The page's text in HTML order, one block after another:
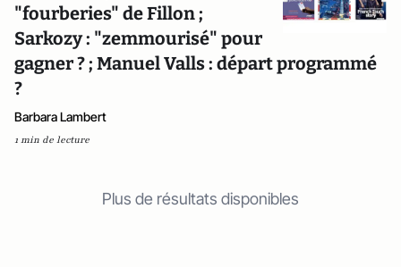
"fourberies" de Fillon ;
Sarkozy : "zemmourisé" pour
gagner ? ; Manuel Valls : départ programmé
?
Barbara Lambert
1 min de lecture
Plus de résultats disponibles